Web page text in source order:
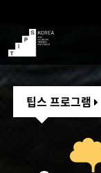
TIPS
팁스 프로그램